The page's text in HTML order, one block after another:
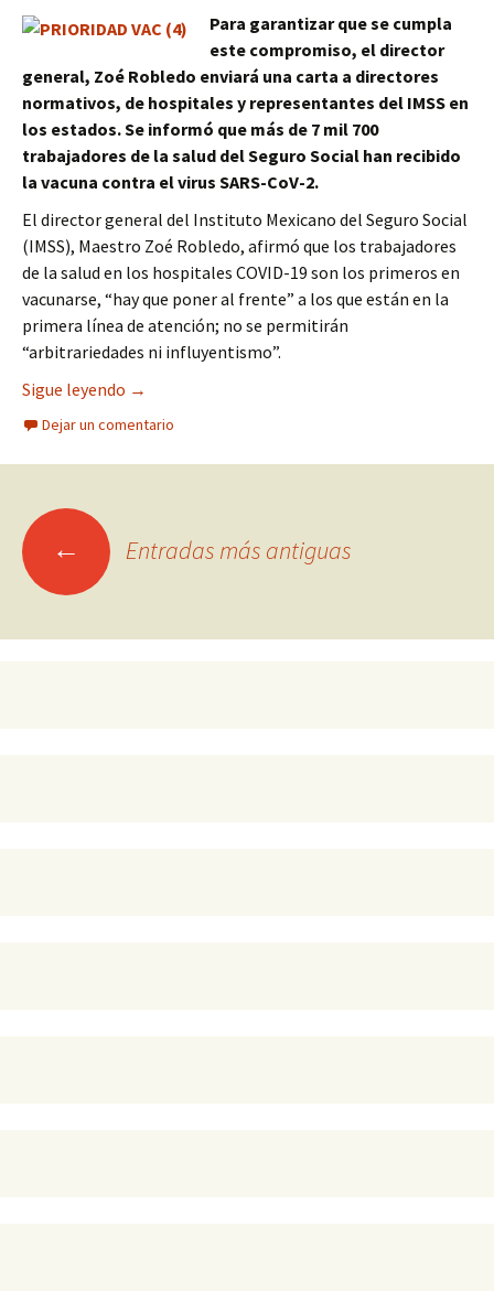
Para garantizar que se cumpla
este compromiso, el director
general, Zoé Robledo enviará una carta a directores
normativos, de hospitales y representantes del IMSS en
los estados.Se informó que más de 7 mil 700
trabajadores de la salud del Seguro Social han recibido
la vacuna contra el virus SARS-CoV-2.
El director general del Instituto Mexicano del Seguro Social
(IMSS), Maestro Zoé Robledo, afirmó que los trabajadores
de la salud en los hospitales COVID-19 son los primeros en
vacunarse, “hay que poner al frente” a los que están en la
primera línea de atención; no se permitirán
“arbitrariedades ni influyentismo”.
Sigue leyendo Personal de salud es prioridad para recibir
→
Dejar un comentario
Ir
← Entradas más antiguas